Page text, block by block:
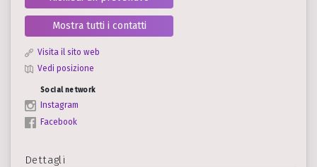
Mostra tutti i contatti
Visita il sito web
Vedi posizione
Social network
Instagram
Facebook
Dettagli